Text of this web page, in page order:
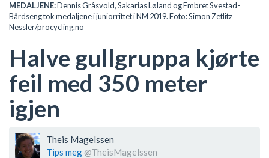
MEDALJENE:Dennis Gråsvold, Sakarias Løland og Embret Svestad-
Bårdseng tok medaljene i juniorrittet i NM 2019. Foto: Simon Zetlitz
Nessler/procycling.no
Halve gullgruppa kjørte
feil med 350 meter
igjen
Theis Magelssen
Tips meg @TheisMagelssen